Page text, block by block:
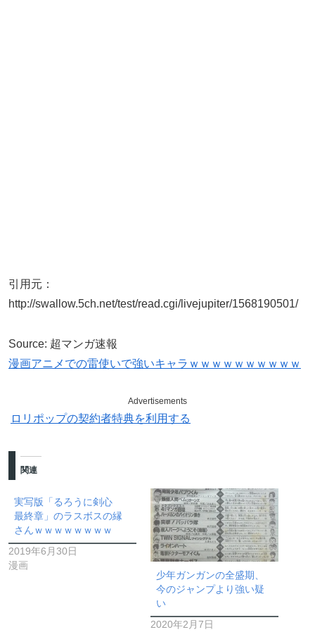
引用元：
http://swallow.5ch.net/test/read.cgi/livejupiter/1568190501/
Source: 超マンガ速報
漫画アニメでの雷使いで強いキャラｗｗｗｗｗｗｗｗｗｗ
Advertisements
ロリポップの契約者特典を利用する
関連
実写版「るろうに剣心
最終章」のラスボスの縁
さんｗｗｗｗｗｗｗｗ
2019年6月30日
漫画
少年ガンガンの全盛期、
今のジャンプより強い疑
い
2020年2月7日